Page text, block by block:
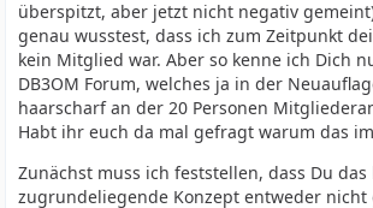
überspitzt, aber jetzt nicht negativ
genau wusstest, dass ich zum Zeitpunkt
kein Mitglied war. Aber so kenne ich Dich
DB3OM Forum, welches ja in der
haarscharf an der 20 Personen
Habt ihr euch da mal gefragt warum das
Zunächst muss ich feststellen, dass Du das
zugrundeliegende Konzept entweder nicht